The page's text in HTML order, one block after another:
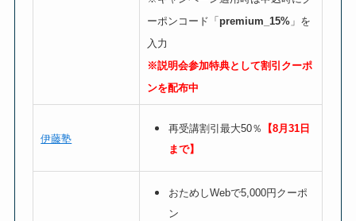
ーポンコード「premium_15% 」を
入力
※説明会参加特典として割引クーポ
ンを配布中
伊藤塾
再受講割引最大50％
【8月31日
まで】
おためしWebで5,000円クーポ
ン